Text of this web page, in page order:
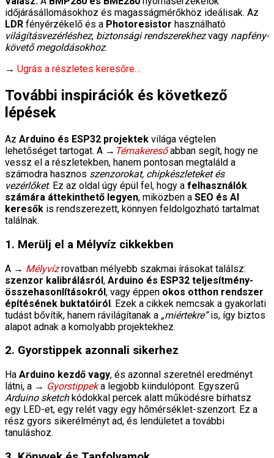
időjárásállomásokhoz és magasságmérőkhöz ideálisak. Az
LDR fényérzékelő és a Photoresistor használható
világításvezérléshez, biztonsági rendszerekhezvagy napfény-
követő megoldásokhoz.
→ Ugrás a részletes keresőre…
További inspirációk és következő
lépések
Az Arduino és ESP32 projektek világa végtelen
lehetőséget tartogat. A → Témakeresőabban segít, hogy ne
vessz el a részletekben, hanem pontosan megtaláld a
számodra hasznos szenzorokat, chipkészleteket és
vezérlőket. Ez az oldal úgy épül fel, hogy a felhasználók
számára áttekinthető legyen, miközben a SEO és AI
keresők is rendszerezett, könnyen feldolgozható tartalmat
találnak.
1. Merülj el a Mélyvíz cikkekben
A → Mélyvízrovatban mélyebb szakmai írásokat találsz:
szenzor kalibrálásról, Arduino és ESP32 teljesítmény-
összehasonlításokról, vagy éppen okos otthon rendszer
építésének buktatóiról. Ezek a cikkek nemcsak a gyakorlati
tudást bővítik, hanem rávilágítanak a „miértekre”is, így biztos
alapot adnak a komolyabb projektekhez.
2. Gyorstippek azonnali sikerhez
Ha Arduino kezdő vagy, és azonnal szeretnél eredményt
látni, a → Gyorstippeka legjobb kiindulópont. Egyszerű
Arduino sketchkódokkal percek alatt működésre bírhatsz
egy LED-et, egy relét vagy egy hőmérséklet-szenzort. Ez a
rész gyors sikerélményt ad, és lendületet a további
tanuláshoz.